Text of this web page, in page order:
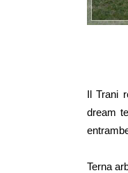
Il Trani
dream
Terna